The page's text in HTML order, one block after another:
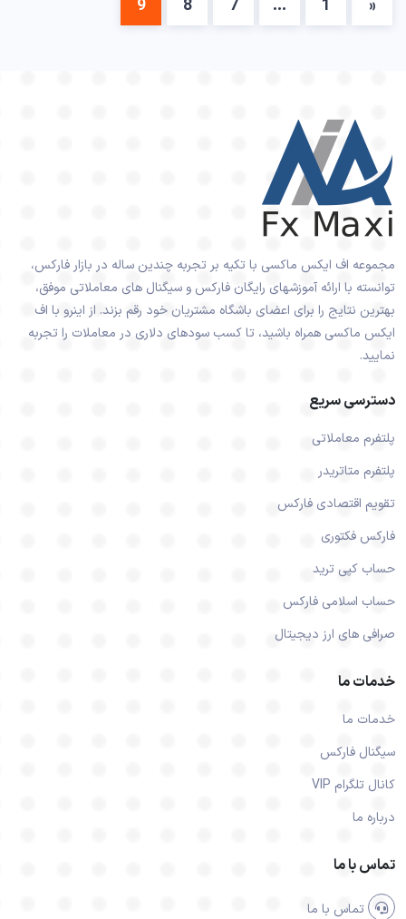
«
1
…
7
8
9
مجموعه اف ایکس ماکسی با تکیه بر تجربه چندین ساله در بازار فارکس،
توانسته با ارائه آموزشهای رایگان فارکس و سیگنال های معاملاتی موفق،
بهترین نتایج را برای اعضای باشگاه مشتریان خود رقم بزند. از اینرو با اف
ایکس ماکسی همراه باشید، تا کسب سودهای دلاری در معاملات را تجربه
نمایید.
دسترسی سریع
پلتفرم معاملاتی
پلتفرم متاتریدر
تقویم اقتصادی فارکس
فارکس فکتوری
حساب کپی ترید
حساب اسلامی فارکس
صرافی های ارز دیجیتال
خدمات ما
خدمات ما
سیگنال فارکس
کانال تلگرام VIP
درباره ما
تماس با ما
تماس با ما